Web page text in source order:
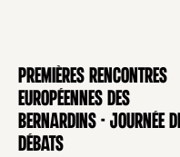
CONFÉRENCE
Premières rencontres
européennes des
Bernardins - Journée
débats